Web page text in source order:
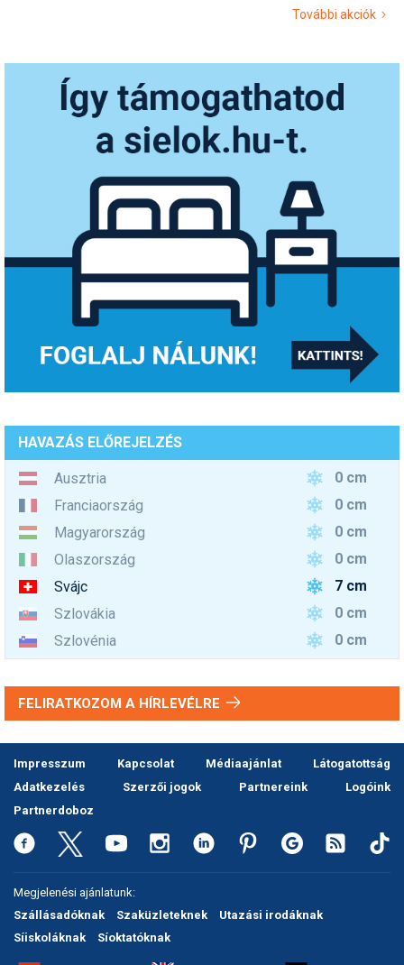
További akciók
HAVAZÁS ELŐREJELZÉS
Ausztria
0 cm
Franciaország
0 cm
Magyarország
0 cm
Olaszország
0 cm
Svájc
7 cm
Szlovákia
0 cm
Szlovénia
0 cm
FELIRATKOZOM A HÍRLEVÉLRE
Impresszum Kapcsolat Médiaajánlat
Látogatottság
Adatkezelés
Szerzői jogok Partnereink
Logóink
Partnerdoboz
Megjelenési ajánlatunk:
Szállásadóknak
Szaküzleteknek
Utazási irodáknak
Síiskoláknak
Síoktatóknak